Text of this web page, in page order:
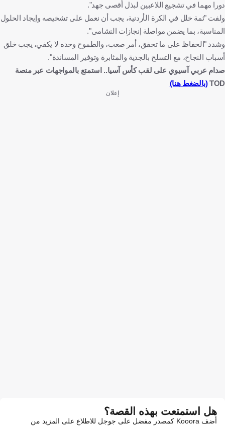
دورا مهما في تشجيع اللاعبين لبذل أقصى جهد".
ولفت "ثمة خلل في الكرة الأردنية، يجب أن نعمل على تشخيصه وإيجاد الحلول
المناسبة، بما يضمن مواصلة إنجازات النشامى".
وشدد "الحفاظ على ما تحقق، أمر صعب، والطموح وحده لا يكفي، يجب خلق
أسباب النجاح، مع التسلح بالجدية والمثابرة وتوفير المساندة".
صدام عربي آسيوي على لقب كأس آسيا.. استمتع بالمواجهات عبر منصة
TOD (بالضغط هنا)
إعلان
هل استمتعت بهذه القصة؟
أضف Kooora كمصدر مفضل على جوجل للاطلاع على المزيد من